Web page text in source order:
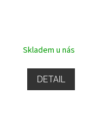
Skladem u nás
DETAIL